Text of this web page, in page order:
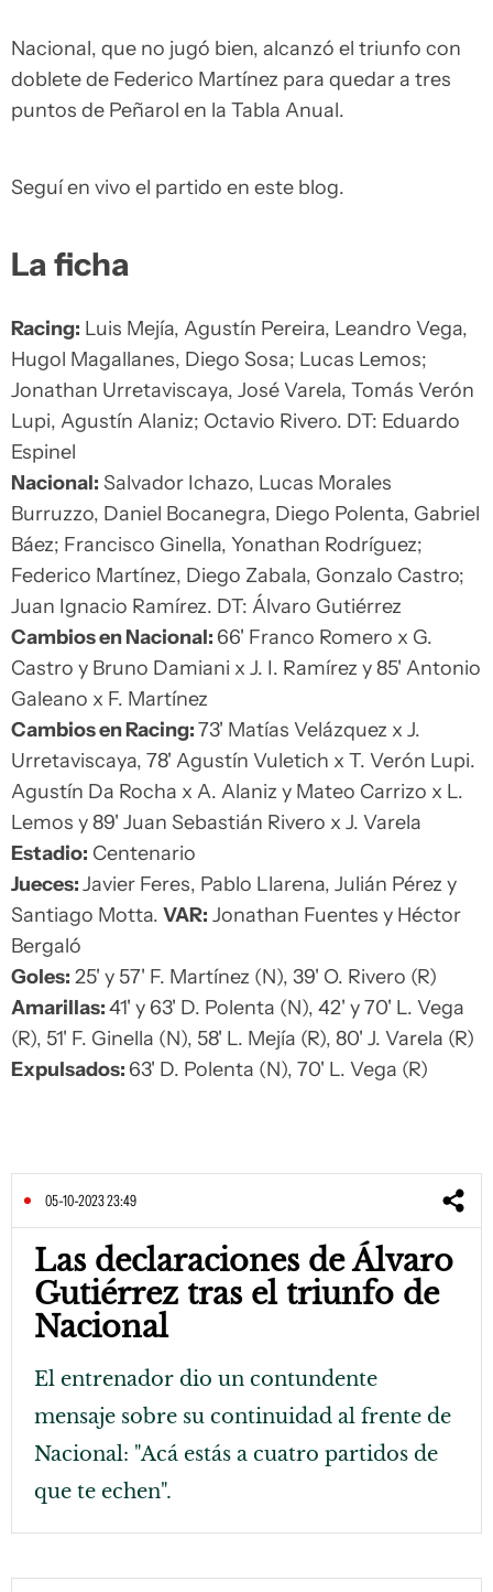
Nacional, que no jugó bien, alcanzó el triunfo con
doblete de Federico Martínez para quedar a tres
puntos de Peñarol en la Tabla Anual.
Seguí en vivo el partido en este blog.
La ficha
Racing: Luis Mejía, Agustín Pereira, Leandro Vega,
Hugol Magallanes, Diego Sosa; Lucas Lemos;
Jonathan Urretaviscaya, José Varela, Tomás Verón
Lupi, Agustín Alaniz; Octavio Rivero. DT: Eduardo
Espinel
Nacional: Salvador Ichazo, Lucas Morales
Burruzzo, Daniel Bocanegra, Diego Polenta, Gabriel
Báez; Francisco Ginella, Yonathan Rodríguez;
Federico Martínez, Diego Zabala, Gonzalo Castro;
Juan Ignacio Ramírez. DT: Álvaro Gutiérrez
Cambios en Nacional: 66' Franco Romero x G.
Castro y Bruno Damiani x J. I. Ramírez y 85' Antonio
Galeano x F. Martínez
Cambios en Racing:73' Matías Velázquez x J.
Urretaviscaya, 78' Agustín Vuletich x T. Verón Lupi.
Agustín Da Rocha x A. Alaniz y Mateo Carrizo x L.
Lemos y 89' Juan Sebastián Rivero x J. Varela
Estadio: Centenario
Jueces:Javier Feres, Pablo Llarena, Julián Pérez y
Santiago Motta. VAR: Jonathan Fuentes y Héctor
Bergaló
Goles: 25' y 57' F. Martínez (N), 39' O. Rivero (R)
Amarillas:41' y 63' D. Polenta (N), 42' y 70' L. Vega
(R), 51' F. Ginella (N), 58' L. Mejía (R), 80' J. Varela (R)
Expulsados: 63' D. Polenta (N), 70' L. Vega (R)
05-10-2023 23:49
Las declaraciones de Álvaro
Gutiérrez tras el triunfo de
Nacional
El entrenador dio un contundente
mensaje sobre su continuidad al frente de
Nacional: "Acá estás a cuatro partidos de
que te echen".